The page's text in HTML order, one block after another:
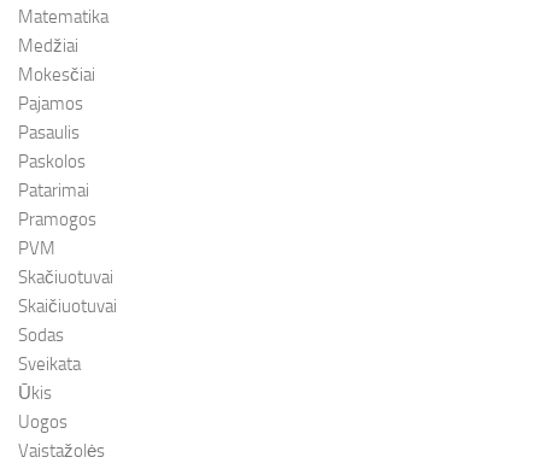
Matematika
Medžiai
Mokesčiai
Pajamos
Pasaulis
Paskolos
Patarimai
Pramogos
PVM
Skačiuotuvai
Skaičiuotuvai
Sodas
Sveikata
Ūkis
Uogos
Vaistažolės